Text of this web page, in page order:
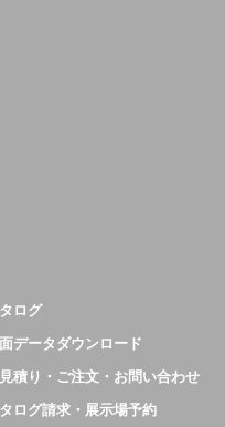
ログ
データダウンロード
積り・ご注文・お問い合わせ
ログ請求・展示場予約